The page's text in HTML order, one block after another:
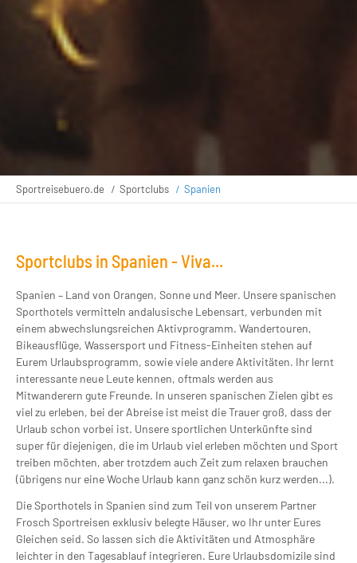
Sportreisebuero.de Sportclubs Spanien
Sportclubs in Spanien - Viva...
Spanien – Land von Orangen, Sonne und Meer. Unsere spanischen
Sporthotels vermitteln andalusische Lebensart, verbunden mit
einem abwechslungsreichen Aktivprogramm. Wandertouren,
Bikeausflüge, Wassersport und Fitness-Einheiten stehen auf
Eurem Urlaubsprogramm, sowie viele andere Aktivitäten. Ihr lernt
interessante neue Leute kennen, oftmals werden aus
Mitwanderern gute Freunde. In unseren spanischen Zielen gibt es
viel zu erleben, bei der Abreise ist meist die Trauer groß, dass der
Urlaub schon vorbei ist. Unsere sportlichen Unterkünfte sind
super für diejenigen, die im Urlaub viel erleben möchten und Sport
treiben möchten, aber trotzdem auch Zeit zum relaxen brauchen
(übrigens nur eine Woche Urlaub kann ganz schön kurz werden...).
Die Sporthotels in Spanien sind zum Teil von unserem Partner
Frosch Sportreisen exklusiv belegte Häuser, wo Ihr unter Eures
Gleichen seid. So lassen sich die Aktivitäten und Atmosphäre
leichter in den Tagesablauf integrieren. Eure Urlaubsdomizile sind